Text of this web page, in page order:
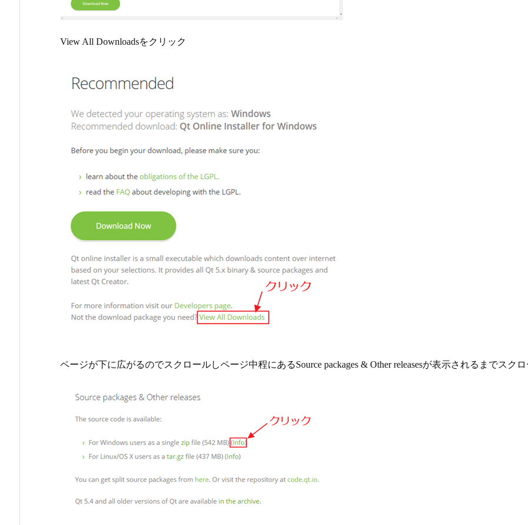
View All Downloadsをクリック
ページが下に広がるのでスクロールしページ中程にあるSource packages & Other releasesが表示されるまでスクロ